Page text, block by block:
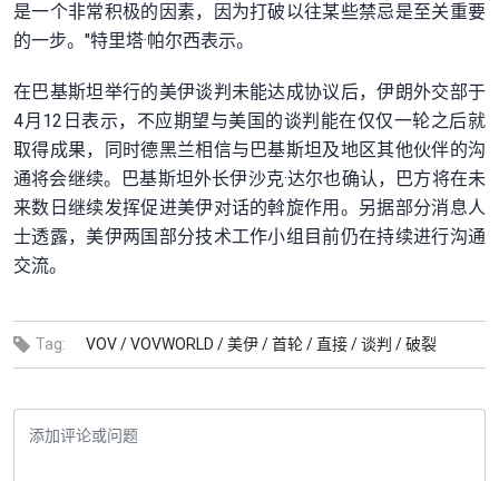
是一个非常积极的因素，因为打破以往某些禁忌是至关重要
的一步。"特里塔·帕尔西表示。
在巴基斯坦举行的美伊谈判未能达成协议后，伊朗外交部于
4月12日表示，不应期望与美国的谈判能在仅仅一轮之后就
取得成果，同时德黑兰相信与巴基斯坦及地区其他伙伴的沟
通将会继续。巴基斯坦外长伊沙克·达尔也确认，巴方将在未
来数日继续发挥促进美伊对话的斡旋作用。另据部分消息人
士透露，美伊两国部分技术工作小组目前仍在持续进行沟通
交流。
Tag: VOV /VOVWORLD /美伊 /首轮 / 直接 /谈判 /破裂